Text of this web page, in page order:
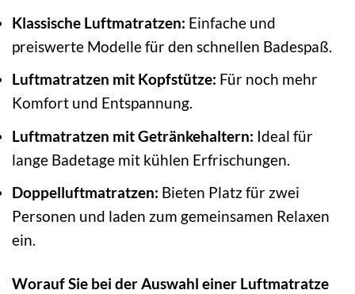
Klassische Luftmatratzen: Einfache und
preiswerte Modelle für den schnellen Badespaß.
Luftmatratzen mit Kopfstütze: Für noch mehr
Komfort und Entspannung.
Luftmatratzen mit Getränkehaltern: Ideal für
lange Badetage mit kühlen Erfrischungen.
Doppelluftmatratzen: Bieten Platz für zwei
Personen und laden zum gemeinsamen Relaxen
ein.
Worauf Sie bei der Auswahl einer Luftmatratze